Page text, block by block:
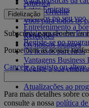
América
Médio Oriente
Voos para todos os
Lojas Emirates
Serviços no seu voo
Entretenimento a
Refeições
Os nossos lounges
Fidelização
Inicie sessão em
Registe-se no
Os nossos parceiros
Vantagens Business
Registe a sua
Regras do
Atualizações ao
Subscreva para receber as
Poupe com as nossas
Cancele o registo ou altere
Para mais detalhes sobre
consulte a nossa política